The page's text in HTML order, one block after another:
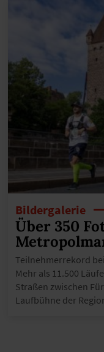
Bildergalerie
Über 350
Teilnehmerrekord
Mehr als 11.500
Straßen zwischen
Laufbühne der